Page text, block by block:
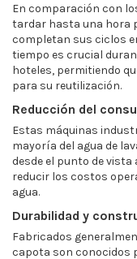
En comparación con
tardar hasta una hora
completan sus ciclos
tiempo es crucial
hoteles, permitiendo
para su reutilización.
Reducción del
Estas máquinas
mayoría del agua de
desde el punto de
reducir los costos
agua.
Durabilidad y
Fabricados
capota son conocidos